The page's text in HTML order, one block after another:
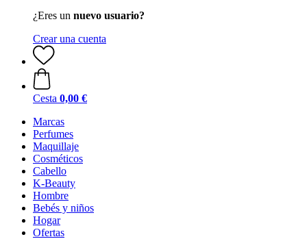
¿Eres un nuevo usuario?
Crear una cuenta
Cesta 0,00 €
Marcas
Perfumes
Maquillaje
Cosméticos
Cabello
K-Beauty
Hombre
Bebés y niños
Hogar
Ofertas